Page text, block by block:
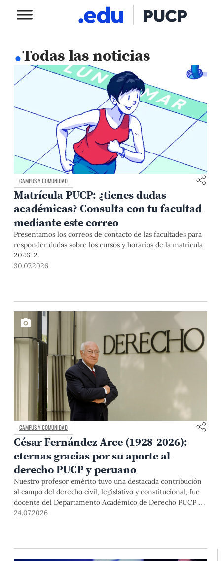
.Todas las noticias
CAMPUS Y COMUNIDAD
Matrícula PUCP: ¿tienes dudas
académicas? Consulta con tu facultad
mediante este correo
Presentamos los correos de contacto de las facultades para
responder dudas sobre los cursos y horarios de la matrícula
2026-2.
30.07.2026
CAMPUS Y COMUNIDAD
César Fernández Arce (1928-2026):
eternas gracias por su aporte al
derecho PUCP y peruano
Nuestro profesor emérito tuvo una destacada contribución
al campo del derecho civil, legislativo y constitucional, fue
docente del Departamento Académico de Derecho PUCP y
magistrado del Poder Judicial durante más de treinta años,
24.07.2026